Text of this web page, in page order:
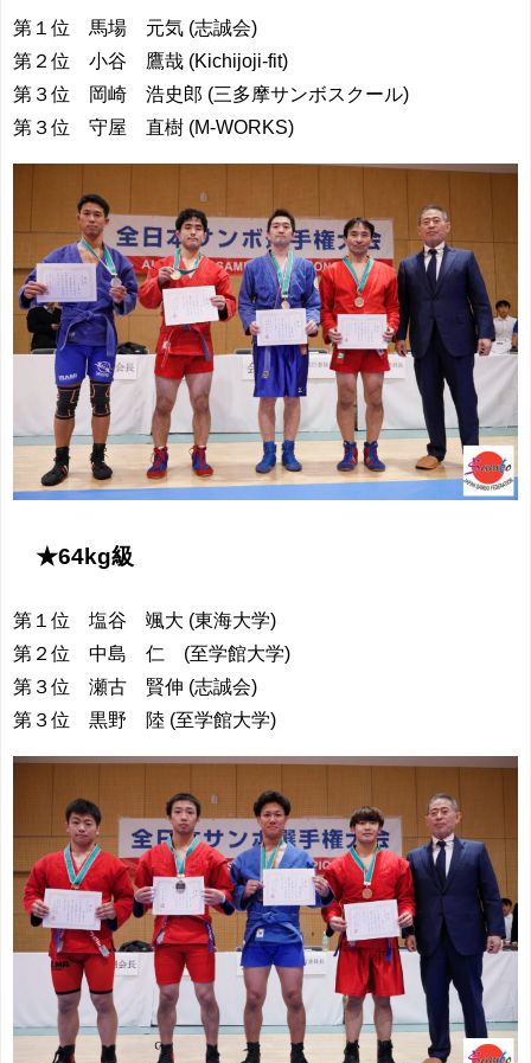
第１位 馬場 元気 (志誠会)
第２位 小谷 鷹哉 (Kichijoji-fit)
第３位 岡崎 浩史郎 (三多摩サンボスクール)
第３位 守屋 直樹 (M-WORKS)
★64kg級
第１位 塩谷 颯大 (東海大学)
第２位 中島 仁 (至学館大学)
第３位 瀬古 賢伸 (志誠会)
第３位 黒野 陸 (至学館大学)